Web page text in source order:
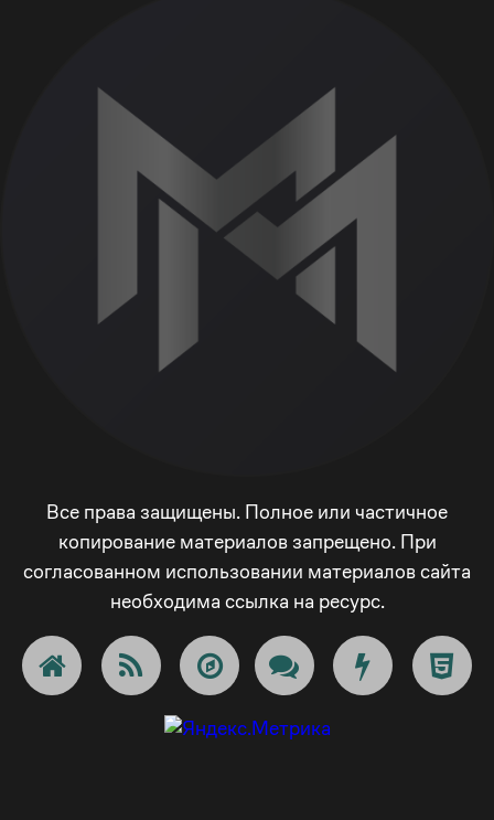
Все права защищены. Полное или частичное
копирование материалов запрещено. При
согласованном использовании материалов сайта
необходима ссылка на ресурс.